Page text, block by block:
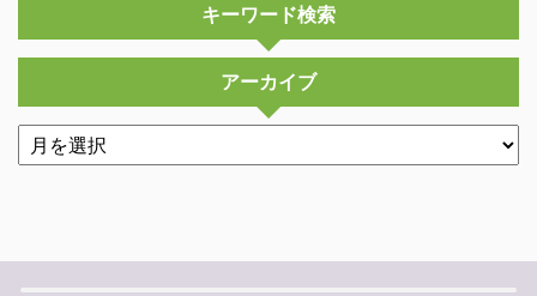
キーワード検索
アーカイブ